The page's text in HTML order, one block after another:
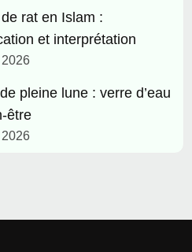
rat en Islam :
et interprétation
pleine lune : verre d’eau
être